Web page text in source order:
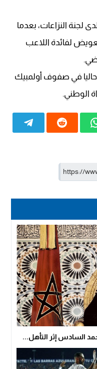
النزاعات، بعدما
لفائدة اللاعب
حاليا في صفوف أولمبيك
الوطني.
السادس إثر التأهل...